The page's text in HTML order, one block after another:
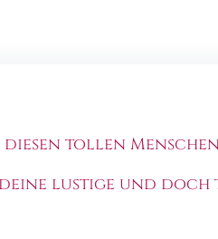
diesen tollen
lustige und doch